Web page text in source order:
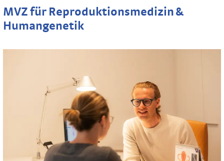
MVZ für Reproduktionsmedizin &
Humangenetik